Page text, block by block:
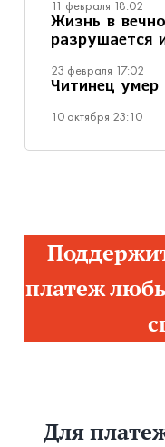
11 февраля 18:02
Жизнь в
разрушается
23 февраля 17:02
Читинец умер
10 октября 23:10
платеж
Для